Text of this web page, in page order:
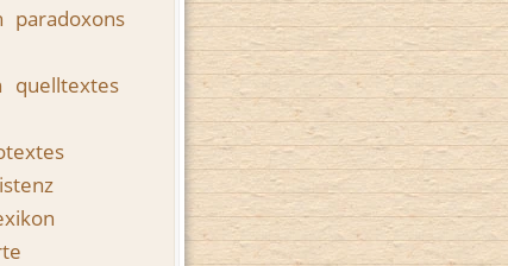
paradoxons
quelltextes